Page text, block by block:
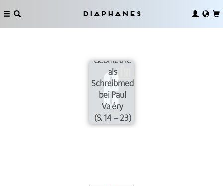
Diaphanes
Geometrie
als
Schreibmedium
bei Paul
Valéry
(S. 14 – 23)